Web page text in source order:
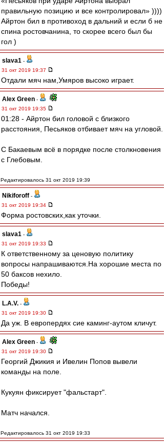
правильную позицию и все контролировал» ))))
Айртон бил в противоход в дальний и если б не
спина ростовчанина, то скорее всего был бы
гол )
slava1 -
31 окт 2019 19:37
Отдали мяч нам,Умяров высоко играет.
Alex Green -
31 окт 2019 19:35
01:28 - Айртон бил головой с близкого
расстояния, Песьяков отбивает мяч на угловой.
С Бакаевым всё в порядке после столкновения
с Глебовым.
Редактировалось 31 окт 2019 19:39
Nikiforoff -
31 окт 2019 19:34
Форма ростовских,как уточки.
slava1 -
31 окт 2019 19:33
К ответственному за ценовую политику
вопросы напрашиваются.На хорошие места по
50 баксов нехило.
Победы!
L.А.V. -
31 окт 2019 19:30
Да уж. В европердях сие каминг-аутом кличут.
Alex Green -
31 окт 2019 19:30
Георгий Джикия и Ивелин Попов вывели
команды на поле.
Кукуян фиксирует "фальстарт".
Матч начался.
Редактировалось 31 окт 2019 19:33